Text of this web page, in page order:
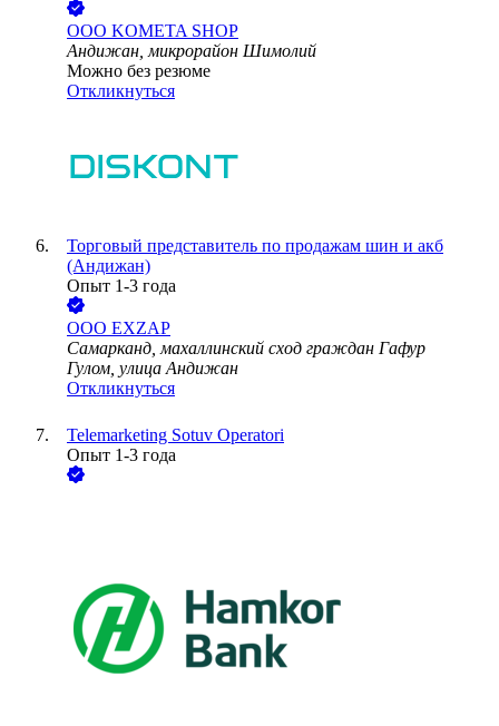
ООО KOMETA SHOP
Андижан, микрорайон Шимолий
Можно без резюме
Откликнуться
Торговый представитель по продажам шин и акб
(Андижан)
Опыт 1-3 года
ООО EXZAP
Самарканд, махаллинский сход граждан Гафур
Гулом, улица Андижан
Откликнуться
Telemarketing Sotuv Operatori
Опыт 1-3 года